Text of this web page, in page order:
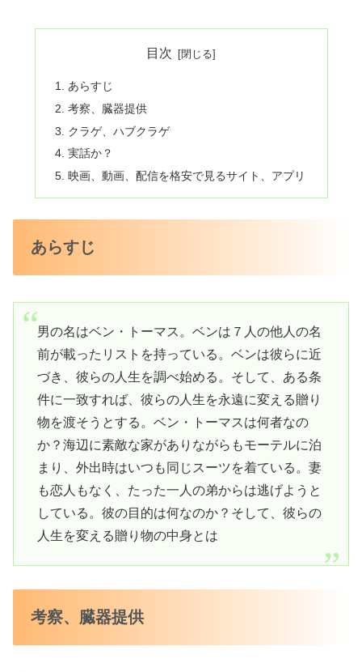
目次
あらすじ
考察、臓器提供
クラゲ、ハブクラゲ
実話か？
映画、動画、配信を格安で見るサイト、アプリ
あらすじ
男の名はベン・トーマス。ベンは７人の他人の名
前が載ったリストを持っている。ベンは彼らに近
づき、彼らの人生を調べ始める。そして、ある条
件に一致すれば、彼らの人生を永遠に変える贈り
物を渡そうとする。ベン・トーマスは何者なの
か？海辺に素敵な家がありながらもモーテルに泊
まり、外出時はいつも同じスーツを着ている。妻
も恋人もなく、たった一人の弟からは逃げようと
している。彼の目的は何なのか？そして、彼らの
人生を変える贈り物の中身とは
考察、臓器提供